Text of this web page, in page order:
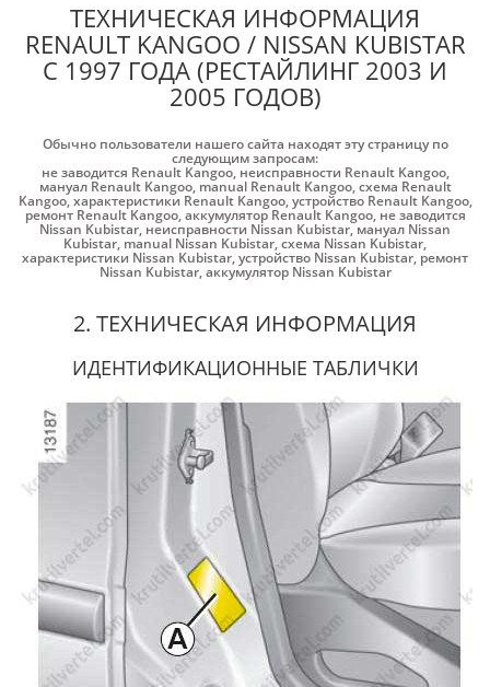
ТЕХНИЧЕСКАЯ ИНФОРМАЦИЯ
RENAULT KANGOO / NISSAN KUBISTAR
С 1997 ГОДА (РЕСТАЙЛИНГ 2003 И
2005 ГОДОВ)
Обычно пользователи нашего сайта находят эту страницу по
следующим запросам:
не заводится Renault Kangoo, неисправности Renault Kangoo,
мануал Renault Kangoo, manual Renault Kangoo,схема Renault
Kangoo,характеристики Renault Kangoo,устройство Renault Kangoo,
ремонт Renault Kangoo,аккумулятор Renault Kangoo, не заводится
Nissan Kubistar, неисправности Nissan Kubistar,мануал Nissan
Kubistar, manual Nissan Kubistar,схема Nissan Kubistar,
характеристики Nissan Kubistar,устройство Nissan Kubistar, ремонт
Nissan Kubistar,аккумулятор Nissan Kubistar
2. ТЕХНИЧЕСКАЯ ИНФОРМАЦИЯ
ИДЕНТИФИКАЦИОННЫЕ ТАБЛИЧКИ